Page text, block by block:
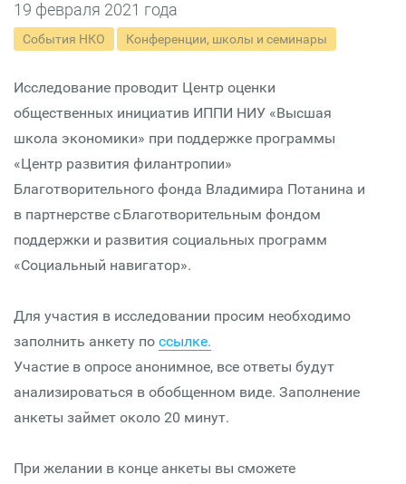
19 февраля 2021 года
События НКО Конференции, школы и семинары
Исследование проводит Центр оценки
общественных инициатив ИППИ НИУ «Высшая
школа экономики» при поддержке программы
«Центр развития филантропии»
Благотворительного фонда Владимира Потанина и
в партнерстве с Благотворительным фондом
поддержки и развития социальных программ
«Социальный навигатор».
Для участия в исследовании просим необходимо
заполнить анкету по ссылке.
Участие в опросе анонимное, все ответы будут
анализироваться в обобщенном виде. Заполнение
анкеты займет около 20 минут.
При желании в конце анкеты вы сможете